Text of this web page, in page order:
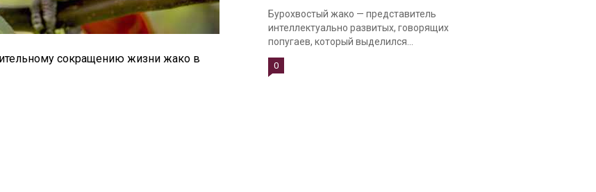
сокращению жизни жако в
Бурохвостый жако — представитель
интеллектуально развитых, говорящих
попугаев, который выделился...
0